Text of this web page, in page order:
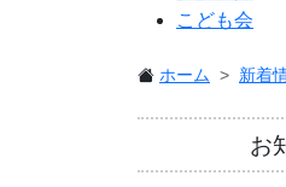
こども会
ホーム 新着
お